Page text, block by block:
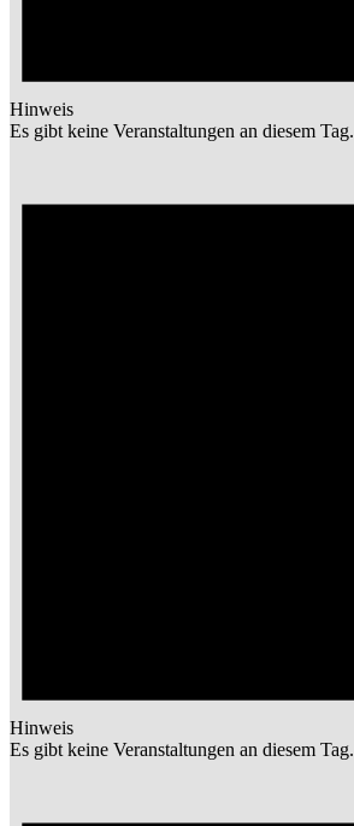
Hinweis
Es gibt keine Veranstaltungen an diesem Tag.
Hinweis
Es gibt keine Veranstaltungen an diesem Tag.